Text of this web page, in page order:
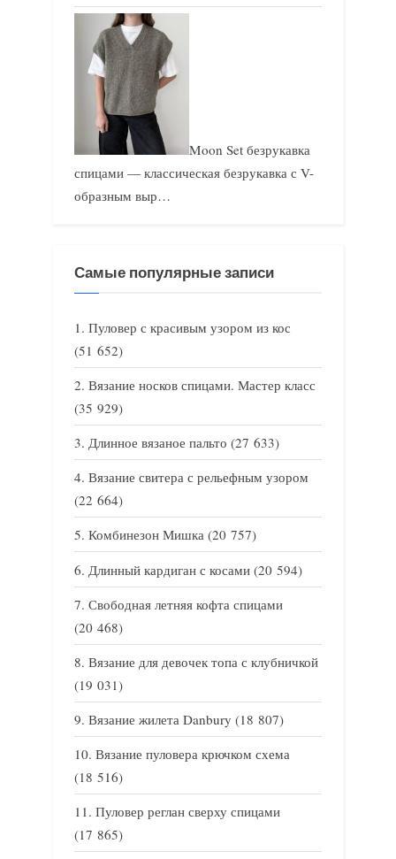
Moon Set безрукавка
спицами — классическая безрукавка с V-
образным выр…
Самые популярные записи
Пуловер с красивым узором из кос
(51 652)
Вязание носков спицами. Мастер класс
(35 929)
Длинное вязаное пальто (27 633)
Вязание свитера с рельефным узором
(22 664)
Комбинезон Мишка (20 757)
Длинный кардиган с косами (20 594)
Свободная летняя кофта спицами
(20 468)
Вязание для девочек топа с клубничкой
(19 031)
Вязание жилета Danbury (18 807)
Вязание пуловера крючком схема
(18 516)
Пуловер реглан сверху спицами
(17 865)